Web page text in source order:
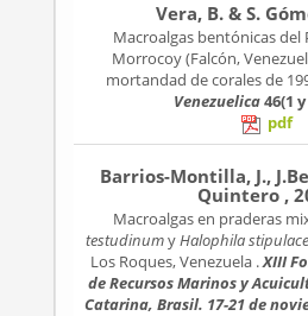
Vera, B. & S.
Macroalgas bentónicas del
Morrocoy (Falcón,
mortandad de corales de
Venezuelica46(1 y
pdf
Barrios-Montilla, J.,
Quintero ,
Macroalgas en praderas
testudinumyHalophila stipulace
Los Roques, Venezuela .XIII
de Recursos Marinos y
Catarina, Brasil. 17-21 de